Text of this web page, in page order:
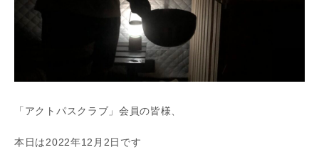
「アクトパスクラブ」会員の皆様、
本日は2022年12月2日です